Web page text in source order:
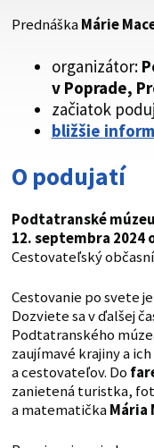
PrednáškaMárie
organizátor:
v Poprade,
začiatok
bližšie
O podujatí
Podtatranské
12. septembra 2024
Cestovateľský
Cestovanie po svete
Dozviete sa v ďalšej
Podtatranského
zaujímavé krajiny a
a cestovateľov. Do
zanietená turistka,
a matematičkaMária